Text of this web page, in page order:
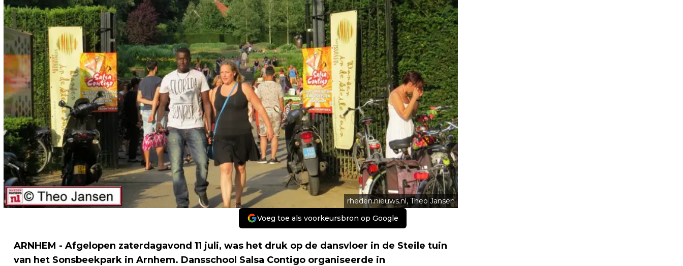
rheden.nieuws.nl, Theo Jansen
Voeg toe als voorkeursbron op Google
ARNHEM - Afgelopen zaterdagavond 11 juli, was het druk op de dansvloer in de Steile tuin
van het Sonsbeekpark in Arnhem. Dansschool Salsa Contigo organiseerde in